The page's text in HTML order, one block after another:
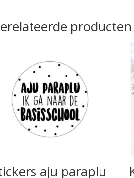
producten
aju paraplu